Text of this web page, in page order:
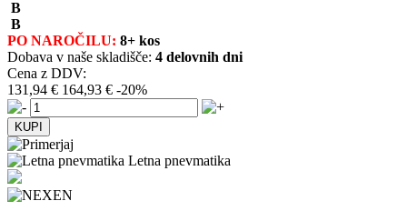
B
B
PO NAROČILU: 8+ kos
Dobava v naše skladišče: 4 delovnih dni
Cena z DDV:
131,94 € 164,93 € -20%
Letna pnevmatika